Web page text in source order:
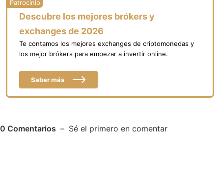
Descubre los mejores brókers y
exchanges de 2026
Te contamos los mejores exchanges de criptomonedas y
los mejor brókers para empezar a invertir online.
Saber más
0 Comentarios Sé el primero en comentar